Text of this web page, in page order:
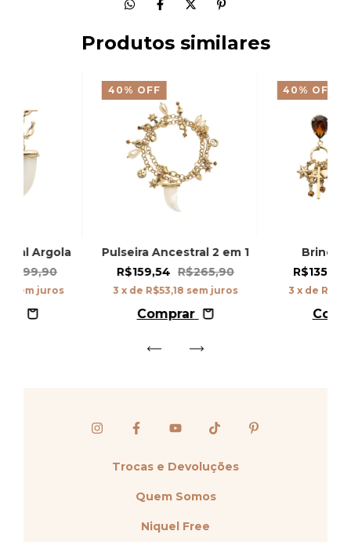
Produtos similares
Argola
R$199,90
sem juros
40 % OFF
Pulseira Ancestral 2 em 1
R$159,54 R$265,90
3 x de R$53,18 sem juros
Comprar
40 % OFF
Brinco
R$135,54
3 x de
Trocas e Devoluções
Quem Somos
Niquel Free